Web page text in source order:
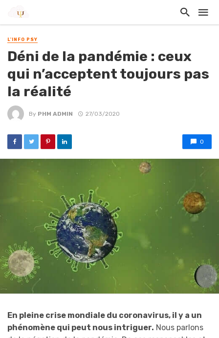
L'INFO PSY
Déni de la pandémie : ceux
qui n’acceptent toujours pas
la réalité
By PHM ADMIN 27/03/2020
0
En pleine crise mondiale du coronavirus, il y a un
phénomène qui peut nous intriguer. Nous parlons